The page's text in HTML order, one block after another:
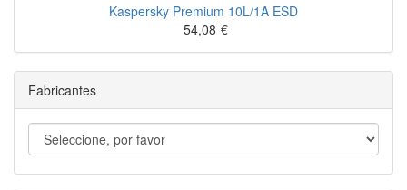
Kaspersky Premium 10L/1A ESD
54,08 €
Fabricantes